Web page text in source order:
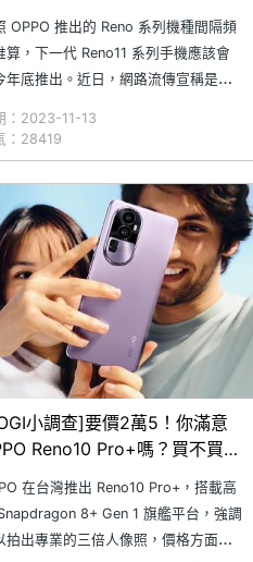
OPPO 推出的 Reno 系列機種間隔頻
算，下一代 Reno11 系列手機應該會
年底推出。近日，網路流傳宣稱是
以前代輪廓為基礎進行調整；微博用
碼閒聊站則宣稱取得 Reno11 系列部
品規格，透露新機最快 11 月底發表，
：2023-11-13
：28419
小調查]要價2萬5！你滿意
Reno10 Pro+嗎？買不買
在台灣推出 Reno10 Pro+，搭載高
8+ Gen 1 旗艦平台，強調
拍出專業的三倍人像照，價格方面